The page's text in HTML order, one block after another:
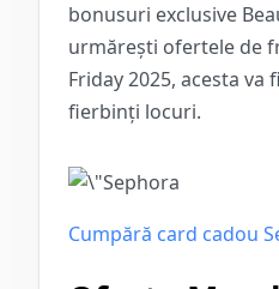
bonusuri exclusive
urmărești ofertele de
Friday 2025, acesta
fierbinți locuri.
Cumpără card cadou